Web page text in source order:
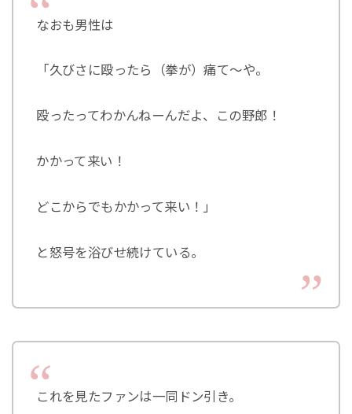
なおも男性は
「久びさに殴ったら（拳が）痛て～や。
殴ったってわかんねーんだよ、この野郎！
かかって来い！
どこからでもかかって来い！」
と怒号を浴びせ続けている。
これを見たファンは一同ドン引き。